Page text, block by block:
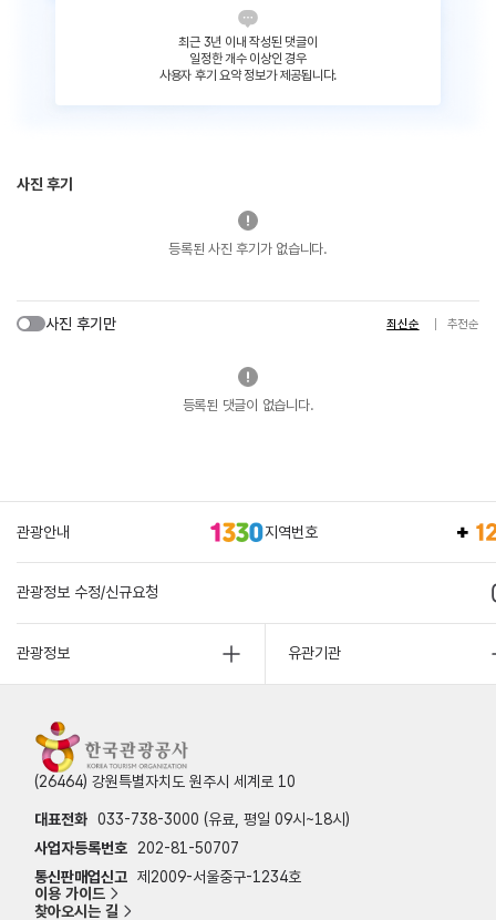
최근 3년 이내 작성된 댓글이
일정한 개수 이상인 경우
사용자 후기 요약 정보가 제공됩니다.
사진 후기
등록된 사진 후기가 없습니다.
사진 후기만 최신순 추천순
등록된 댓글이 없습니다.
관광안내 지역번호
관광정보 수정/신규요청
관광정보 유관기관
(26464) 강원특별자치도 원주시 세계로 10
대표전화 033-738-3000 (유료, 평일 09시~18시)
사업자등록번호
202-81-50707
통신판매업신고 제2009-서울중구-1234호
이용 가이드
찾아오시는 길